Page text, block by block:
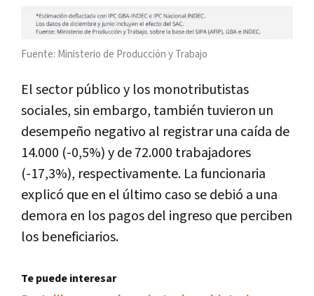
Fuente: Ministerio de Producción y Trabajo
El sector público y los monotributistas
sociales, sin embargo, también tuvieron un
desempeño negativo al registrar una caída de
14.000 (-0,5%) y de 72.000 trabajadores
(-17,3%), respectivamente. La funcionaria
explicó que en el último caso se debió a una
demora en los pagos del ingreso que perciben
los beneficiarios.
Te puede interesar